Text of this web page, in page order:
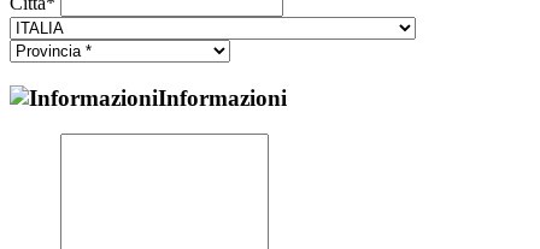
Informazioni